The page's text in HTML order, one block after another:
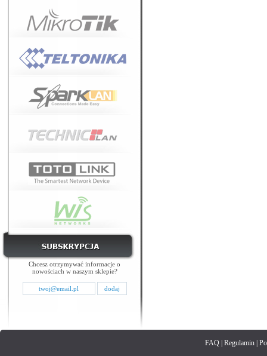
Chcesz otrzymywać informacje o
nowościach w naszym sklepie?
FAQ| Regulamin|